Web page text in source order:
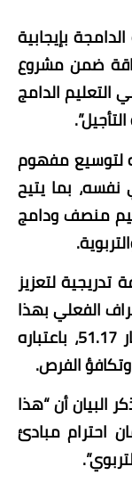
بإيجابية
ضمن مشروع
في التعليم الدامج
لتوسيع مفهوم
نفسه، بما يتيح
منصف ودامج
تدريجية لتعزيز
المادة 10، وبالاعتراف الفعلي بهذا
الحق وفق ما نص عليه القانون الإطار 51.17، باعتباره
وتكافؤ الفرص.
البيان أن “هذا
احترام مبادئ